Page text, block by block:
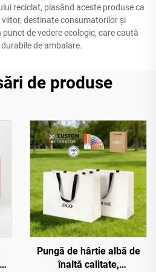
reciclat, plasând aceste produse ca
destinate consumatorilor și
de vedere ecologic, care caută
de ambalare.
de produse
Pungă de hârtie albă de
înaltă calitate,